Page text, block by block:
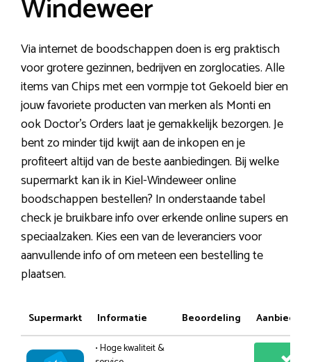
Windeweer
Via internet de boodschappen doen is erg praktisch
voor grotere gezinnen, bedrijven en zorglocaties. Alle
items van Chips met een vormpje tot Gekoeld bier en
jouw favoriete producten van merken als Monti en
ook Doctor’s Orders laat je gemakkelijk bezorgen. Je
bent zo minder tijd kwijt aan de inkopen en je
profiteert altijd van de beste aanbiedingen. Bij welke
supermarkt kan ik in Kiel-Windeweer online
boodschappen bestellen? In onderstaande tabel
check je bruikbare info over erkende online supers en
speciaalzaken. Kies een van de leveranciers voor
aanvullende info of om meteen een bestelling te
plaatsen.
Supermarkt Informatie Beoordeling
• Hoge kwaliteit &